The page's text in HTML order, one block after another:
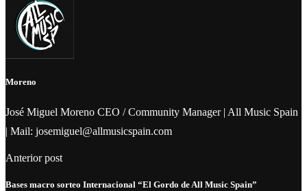
Moreno
José Miguel Moreno CEO / Community Manager | All Music Spain
| Mail: josemiguel@allmusicspain.com
Anterior post
Bases macro sorteo Internacional “El Gordo de All Music Spain”